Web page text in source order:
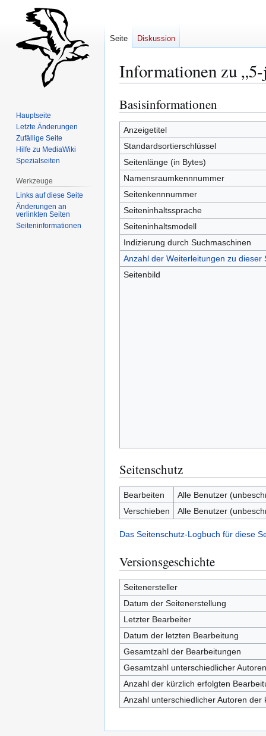
Informationen zu
Zur
Navigation
springen
Zur
Suche
springen
Basisinformationen
Anzeigetitel
Standardsortierschlüssel
Seitenlänge (in Bytes)
Namensraumkennnummer
Seitenkennnummer
Seiteninhaltssprache
Seiteninhaltsmodell
Indizierung durch Suchmaschinen
Anzahl der Weiterleitungen zu dieser
Seitenbild
Seitenschutz
Bearbeiten
Alle Benutzer
Verschieben
Alle Benutzer
Das Seitenschutz-Logbuch für diese
Versionsgeschichte
Seitenersteller
Datum der Seitenerstellung
Letzter Bearbeiter
Datum der letzten Bearbeitung
Gesamtzahl der Bearbeitungen
Gesamtzahl unterschiedlicher Autoren
Anzahl der kürzlich erfolgten
Anzahl unterschiedlicher Autoren
Seite Diskussion
Hauptseite
Letzte Änderungen
Zufällige Seite
Hilfe zu MediaWiki
Spezialseiten
Werkzeuge
Links auf diese Seite
Änderungen an
verlinkten Seiten
Seiten­­informationen